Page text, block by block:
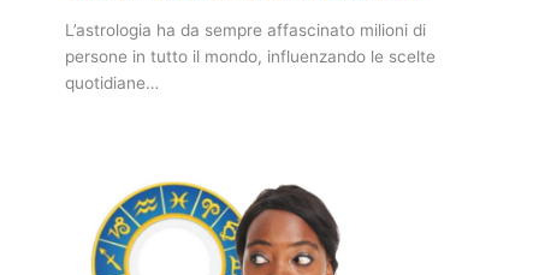
L’astrologia ha da sempre affascinato milioni di
persone in tutto il mondo, influenzando le scelte
quotidiane…